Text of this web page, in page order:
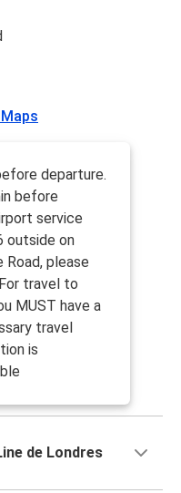
departure.
before
service
outside on
Road, please
travel to
MUST have a
travel
is
de Londres